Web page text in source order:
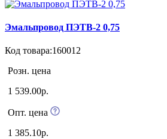
Эмальпровод ПЭТВ-2 0,75
Код товара:160012
Розн. цена
1 539.00р.
Опт. цена
1 385.10р.